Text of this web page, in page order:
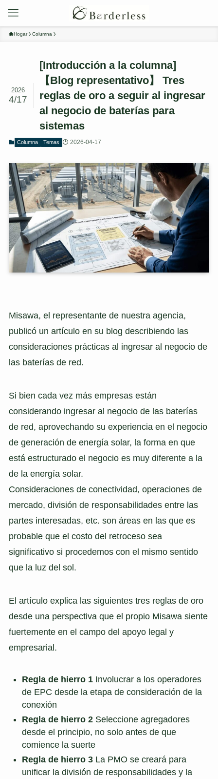
Hogar Columna
[Introducción a la columna]
【Blog representativo】 Tres
reglas de oro a seguir al ingresar
al negocio de baterías para
sistemas
2026
4/17
Columna Temas 2026-04-17
Misawa, el representante de nuestra agencia,
publicó un artículo en su blog describiendo las
consideraciones prácticas al ingresar al negocio de
las baterías de red.
Si bien cada vez más empresas están
considerando ingresar al negocio de las baterías
de red, aprovechando su experiencia en el negocio
de generación de energía solar, la forma en que
está estructurado el negocio es muy diferente a la
de la energía solar.
Consideraciones de conectividad, operaciones de
mercado, división de responsabilidades entre las
partes interesadas, etc. son áreas en las que es
probable que el costo del retroceso sea
significativo si procedemos con el mismo sentido
que la luz del sol.
El artículo explica las siguientes tres reglas de oro
desde una perspectiva que el propio Misawa siente
fuertemente en el campo del apoyo legal y
empresarial.
Regla de hierro 1 Involucrar a los operadores
de EPC desde la etapa de consideración de la
conexión
Regla de hierro 2 Seleccione agregadores
desde el principio, no solo antes de que
comience la suerte
Regla de hierro 3 La PMO se creará para
unificar la división de responsabilidades y la